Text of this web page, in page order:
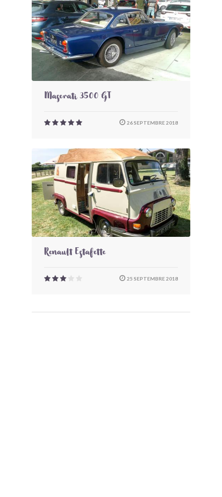
Maserati 3500 GT
26 SEPTEMBRE 2018
Renault Estafette
25 SEPTEMBRE 2018